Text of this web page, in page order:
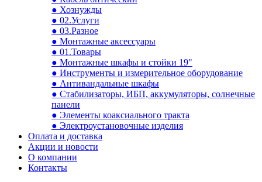
● Хознужды
● 02.Услуги
● 03.Разное
● Монтажные аксессуары
● 01.Товары
● Монтажные шкафы и стойки 19"
● Инструменты и измерительное оборудование
● Антивандальные шкафы
● Стабилизаторы, ИБП, аккумуляторы, солнечные
панели
● Элементы коаксиального тракта
● Электроустановочные изделия
Оплата и доставка
Акции и новости
О компании
Контакты